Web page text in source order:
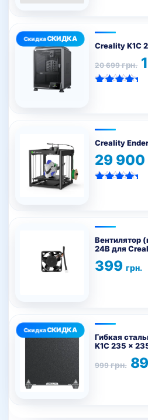
Опции
выбрать
на
странице
товара.
Creality K1C
20 699грн.
цена
составляла
Текущая
цена:
19
Creality
29 900
Вентилятор
24В для
399 грн.
Гибкая
K1C 235 x
999грн.
цена
Текущая
цена: